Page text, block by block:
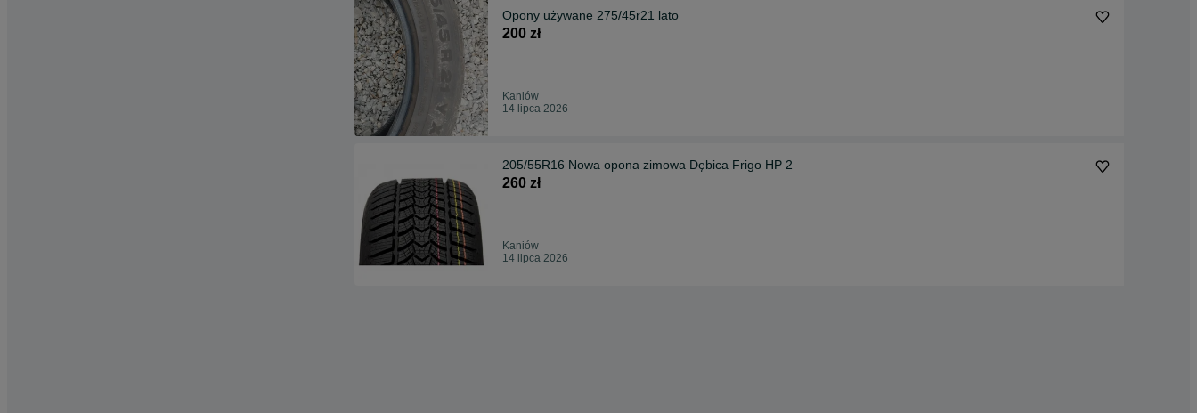
Opony używane 275/45r21 lato
200 zł
Kaniów
14 lipca 2026
205/55R16 Nowa opona zimowa Dębica Frigo HP 2
260 zł
Kaniów
14 lipca 2026